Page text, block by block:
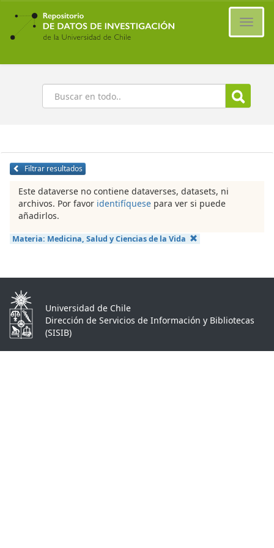
Ir
contenido
principal
Buscar
Filtrar resultados
Este dataverse no contiene dataverses, datasets, ni
archivos. Por favor identifíquese para ver si puede
añadirlos.
Materia: Medicina, Salud y Ciencias de la Vida
Universidad de Chile
Dirección de Servicios de Información y Bibliotecas
(SISIB)